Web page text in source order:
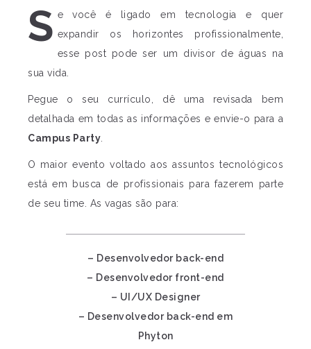
S e você é ligado em tecnologia e quer
expandir os horizontes profissionalmente,
esse post pode ser um divisor de águas na
sua vida.
Pegue o seu currículo, dê uma revisada bem
detalhada em todas as informações e envie-o para a
Campus Party
O maior evento voltado aos assuntos tecnológicos
está em busca de profissionais para fazerem parte
de seu time. As vagas são para:
– Desenvolvedor back-end
– Desenvolvedor front-end
– UI/UX Designer
– Desenvolvedor back-end em
Phyton